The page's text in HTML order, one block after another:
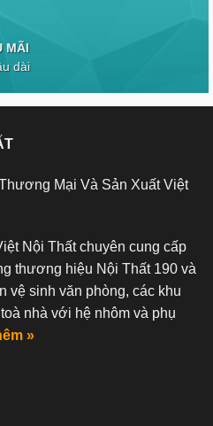
MÃI
dài
Mại Và Sản Xuất Việt
Nội Thất chuyên cung cấp
thương hiệu Nội Thất 190 và
vệ sinh văn phòng, các khu
nhà với hệ nhôm và phụ
»